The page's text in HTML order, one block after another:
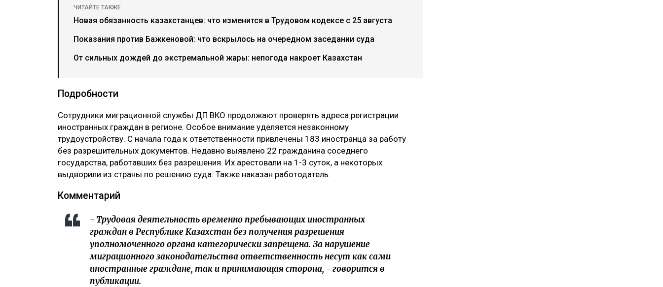
ЧИТАЙТЕ ТАКЖЕ
Новая обязанность казахстанцев: что изменится в Трудовом кодексе с 25 августа
Показания против Бажкеновой: что вскрылось на очередном заседании суда
От сильных дождей до экстремальной жары: непогода накроет Казахстан
Подробности
‎Сотрудники миграционной службы ДП ВКО продолжают проверять адреса регистрации
иностранных граждан в регионе. Особое внимание уделяется незаконному
трудоустройству. С начала года к ответственности привлечены 183 иностранца за работу
без разрешительных документов. Недавно выявлено 22 гражданина соседнего
государства, работавших без разрешения. Их арестовали на 1-3 суток, а некоторых
выдворили из страны по решению суда. Также наказан работодатель.
‎Комментарий
‎- Трудовая деятельность временно пребывающих иностранных
граждан в Республике Казахстан без получения разрешения
уполномоченного органа категорически запрещена. За нарушение
миграционного законодательства ответственность несут как сами
иностранные граждане, так и принимающая сторона, - говорится в
публикации.